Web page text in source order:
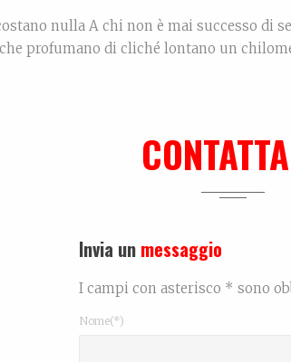
nulla A chi non è mai successo di
profumano di cliché lontano un
Invia un messaggio
I campi con asterisco * sono
Nome(*)